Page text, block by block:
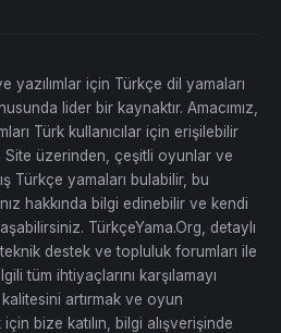
yazılımlar için Türkçe dil yamaları
lider bir kaynaktır. Amacımız,
Türk kullanıcılar için erişilebilir
Site üzerinden, çeşitli oyunlar ve
Türkçe yamaları bulabilir, bu
hakkında bilgi edinebilir ve kendi
TürkçeYama.Org, detaylı
destek ve topluluk forumları ile
tüm ihtiyaçlarını karşılamayı
artırmak ve oyun
bize katılın, bilgi alışverişinde